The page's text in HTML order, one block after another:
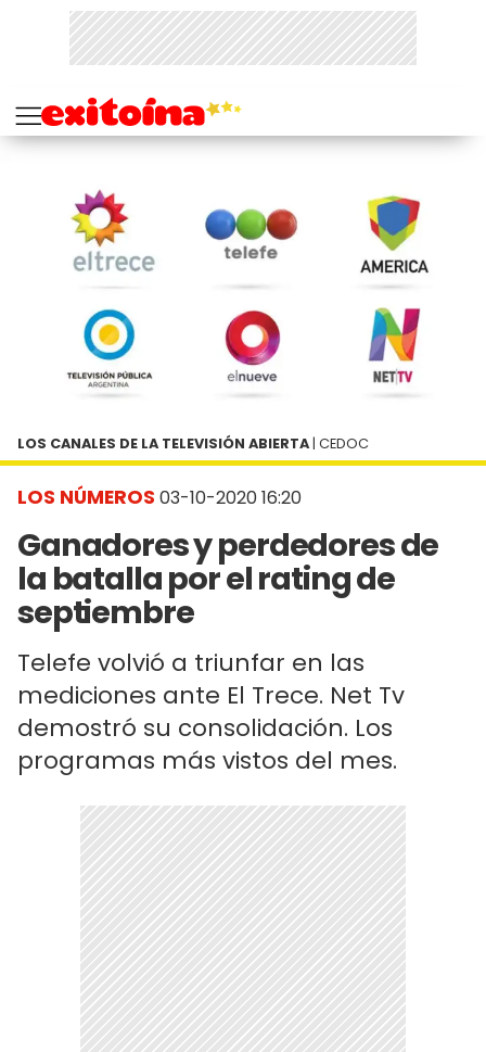
LOS NÚMEROS 03-10-2020 16:20
Ganadores y perdedores de
la batalla por el rating de
septiembre
Telefe volvió a triunfar en las
mediciones ante El Trece. Net Tv
demostró su consolidación. Los
programas más vistos del mes.
LOS CANALES DE LA TELEVISIÓN ABIERTA | CEDOC